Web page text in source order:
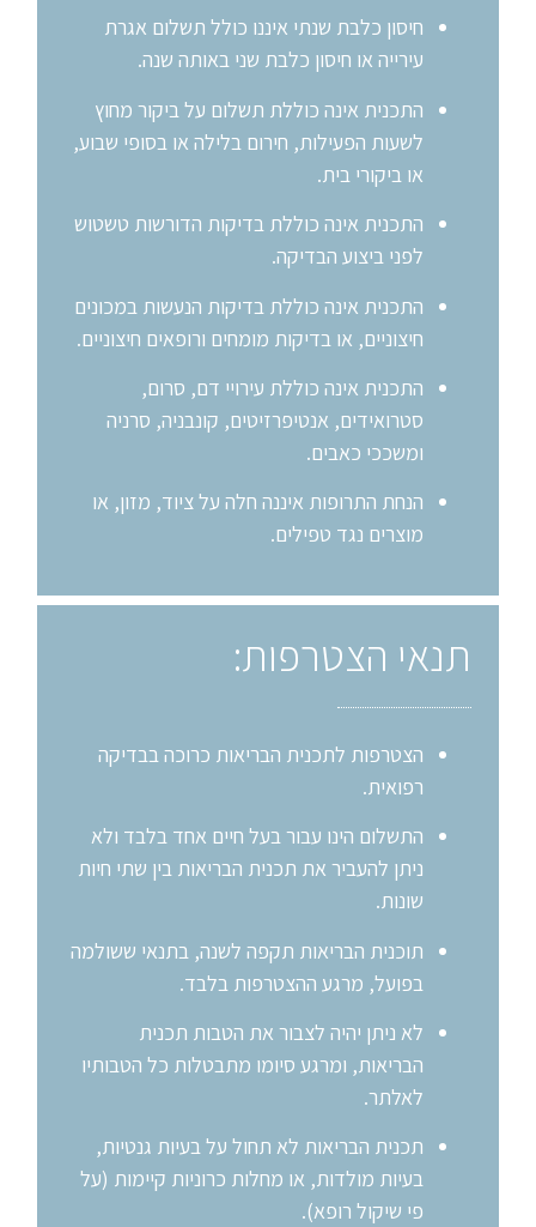
חיסון כלבת שנתי איננו כולל תשלום אגרת
עירייה או חיסון כלבת שני באותה שנה.
התכנית אינה כוללת תשלום על ביקור מחוץ
לשעות הפעילות, חירום בלילה או בסופי שבוע,
או ביקורי בית.
התכנית אינה כוללת בדיקות הדורשות טשטוש
לפני ביצוע הבדיקה.
התכנית אינה כוללת בדיקות הנעשות במכונים
חיצוניים, או בדיקות מומחים ורופאים חיצוניים.
התכנית אינה כוללת עירויי דם, סרום,
סטרואידים, אנטיפרזיטים, קונבניה, סרניה
ומשככי כאבים.
הנחת התרופות איננה חלה על ציוד, מזון, או
מוצרים נגד טפילים.
תנאי הצטרפות:
הצטרפות לתכנית הבריאות כרוכה בבדיקה
רפואית.
התשלום הינו עבור בעל חיים אחד בלבד ולא
ניתן להעביר את תכנית הבריאות בין שתי חיות
שונות.
תוכנית הבריאות תקפה לשנה, בתנאי ששולמה
בפועל, מרגע ההצטרפות בלבד.
לא ניתן יהיה לצבור את הטבות תכנית
הבריאות, ומרגע סיומו מתבטלות כל הטבותיו
לאלתר.
תכנית הבריאות לא תחול על בעיות גנטיות,
בעיות מולדות, או מחלות כרוניות קיימות (על
פי שיקול רופא).